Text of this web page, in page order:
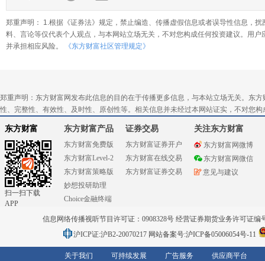
郑重声明： 1.根据《证券法》规定，禁止编造、传播虚假信息或者误导性信息，
料、言论等仅代表个人观点，与本网站立场无关，不对您构成任何投资建议。用
并承担相应风险。
《东方财富社区管理规定》
郑重声明：东方财富网发布此信息的目的在于传播更多信息，与本站立场无关。东
性、完整性、有效性、及时性、原创性等。相关信息并未经过本网站证实，不对您
东方财富
扫一扫下载
APP
东方财富产品
东方财富免费版
东方财富Level-2
东方财富策略版
妙想投研助理
Choice金融终端
证券交易
东方财富证券开户
东方财富在线交易
东方财富证券交易
关注东方财富
东方财富网微博
东方财富网微信
意见与建议
信息网络传播视听节目许可证：0908328号 经营证券期货业务许可证编
沪ICP证:沪B2-20070217 网站备案号:沪ICP备05006054号-11
关于我们 可持续发展 广告服务 供应商平台